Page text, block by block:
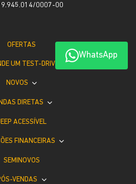
WhatsApp
0007-00
OFERTAS
UM TEST-DRIVE
NOVOS
DIRETAS
ACESSÍVEL
FINANCEIRAS
SEMINOVOS
VENDAS